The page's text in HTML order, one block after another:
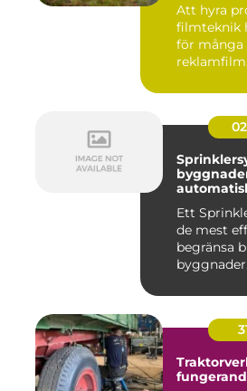
Att hyra
filmteknik
för många
Ett
de mest
begränsa
Traktorverkstad